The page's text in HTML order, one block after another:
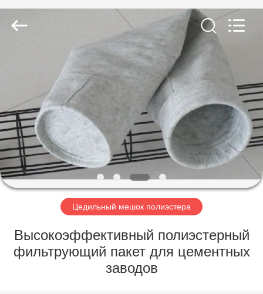
ПРОДУКТЫ
НАСЧЕТ
НАС
ПУТЕШЕСТВИЕ
ФАБРИКИ
ПРОВЕРКА
Filter
Technology
Co.,Ltd..
Цедильный мешок полиэстера
Высокоэффективный полиэстерный
фильтрующий пакет для цементных
заводов